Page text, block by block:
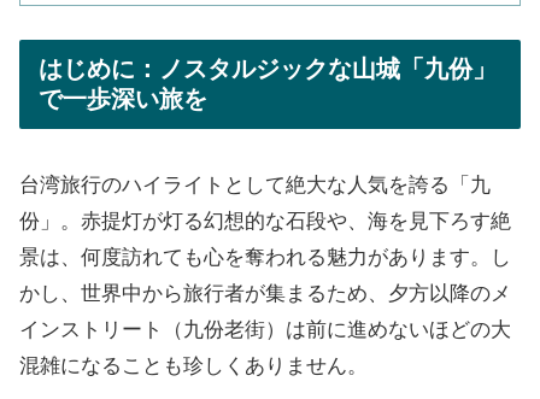
はじめに：ノスタルジックな山城「九份」
で一歩深い旅を
台湾旅行のハイライトとして絶大な人気を誇る「九
份」。赤提灯が灯る幻想的な石段や、海を見下ろす絶
景は、何度訪れても心を奪われる魅力があります。し
かし、世界中から旅行者が集まるため、夕方以降のメ
インストリート（九份老街）は前に進めないほどの大
混雑になることも珍しくありません。